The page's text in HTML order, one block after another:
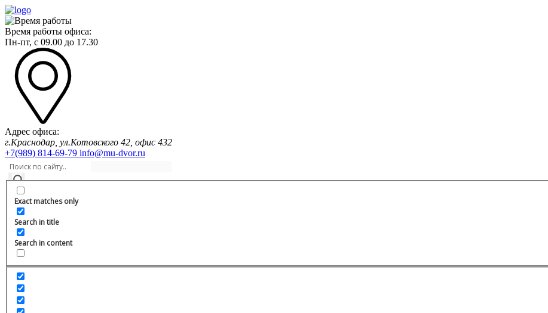
Время работы офиса:
Пн-пт, с 09.00 до 17.30
Адрес офиса:
г.Краснодар, ул.Котовского 42, офис 432
+7(989) 814-69-79 info@mu-dvor.ru
Exact matches only
Search in title
Search in content